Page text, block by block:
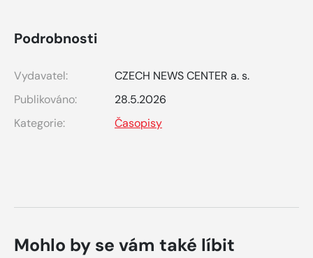
Podrobnosti
Vydavatel:
CZECH NEWS CENTER a. s.
Publikováno:
28.5.2026
Kategorie:
Časopisy
Mohlo by se vám také líbit